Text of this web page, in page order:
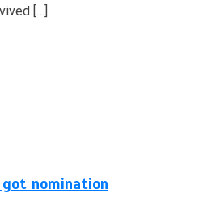
[…]
nomination